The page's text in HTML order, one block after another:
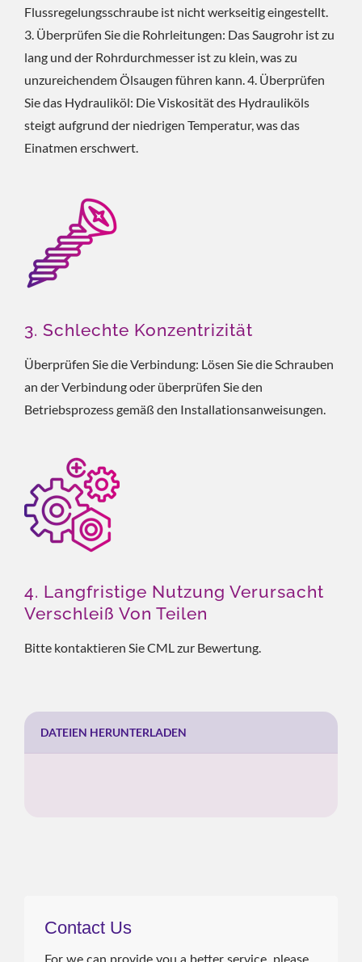
Flussregelungsschraube ist nicht werkseitig eingestellt.
3. Überprüfen Sie die Rohrleitungen: Das Saugrohr ist zu
lang und der Rohrdurchmesser ist zu klein, was zu
unzureichendem Ölsaugen führen kann. 4. Überprüfen
Sie das Hydrauliköl: Die Viskosität des Hydrauliköls
steigt aufgrund der niedrigen Temperatur, was das
Einatmen erschwert.
3. Schlechte Konzentrizität
Überprüfen Sie die Verbindung: Lösen Sie die Schrauben
an der Verbindung oder überprüfen Sie den
Betriebsprozess gemäß den Installationsanweisungen.
4. Langfristige Nutzung Verursacht
Verschleiß Von Teilen
Bitte kontaktieren Sie CML zur Bewertung.
DATEIEN HERUNTERLADEN